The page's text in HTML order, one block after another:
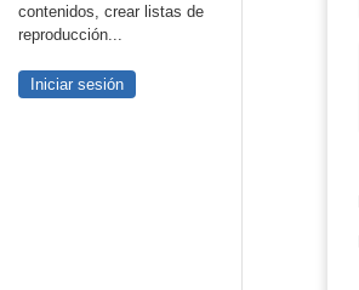
contenidos, crear listas de
reproducción...
Iniciar sesión